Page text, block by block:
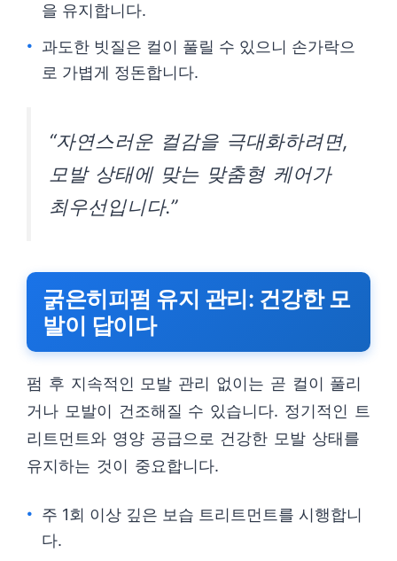
을 유지합니다.
과도한 빗질은 컬이 풀릴 수 있으니 손가락으
로 가볍게 정돈합니다.
“자연스러운 컬감을 극대화하려면,
모발 상태에 맞는 맞춤형 케어가
최우선입니다.”
굵은히피펌 유지 관리: 건강한 모
발이 답이다
펌 후 지속적인 모발 관리 없이는 곧 컬이 풀리
거나 모발이 건조해질 수 있습니다. 정기적인 트
리트먼트와 영양 공급으로 건강한 모발 상태를
유지하는 것이 중요합니다.
주 1회 이상 깊은 보습 트리트먼트를 시행합니
다.